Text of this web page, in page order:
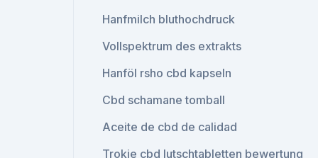
Hanfmilch bluthochdruck
Vollspektrum des extrakts
Hanföl rsho cbd kapseln
Cbd schamane tomball
Aceite de cbd de calidad
Trokie cbd lutschtabletten bewertung